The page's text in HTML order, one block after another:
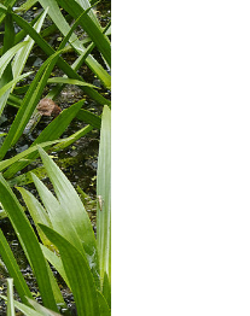
ENGLISH
Search the